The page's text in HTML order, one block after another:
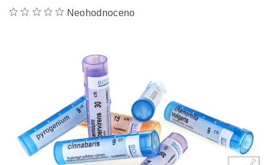
Neohodnoceno